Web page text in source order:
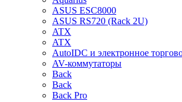
ASUS ESC8000
ASUS RS720 (Rack 2U)
ATX
ATX
AutoIDC и электронное
AV-коммутаторы
Back
Back
Back Pro